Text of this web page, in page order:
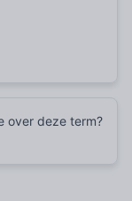
over deze term?